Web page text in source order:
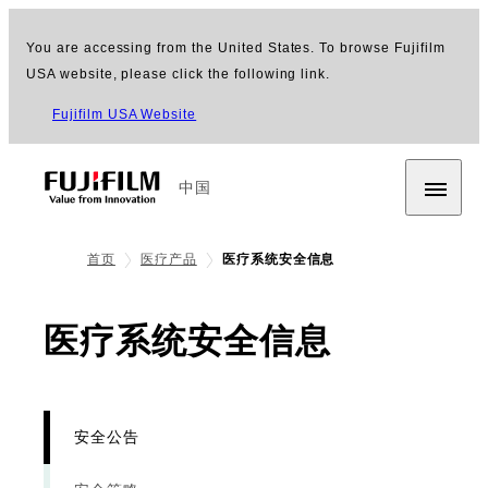
You are accessing from the United States. To browse Fujifilm
USA website, please click the following link.
Fujifilm USA Website
中国
首页 医疗产品 医疗系统安全信息
医疗系统安全信息
安全公告